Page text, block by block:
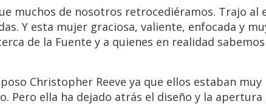
muchos de nosotros retrocediéramos. Trajo al
Y esta mujer graciosa, valiente, enfocada y
de la Fuente y a quienes en realidad
Christopher Reeve ya que ellos estaban muy
Pero ella ha dejado atrás el diseño y la apertura